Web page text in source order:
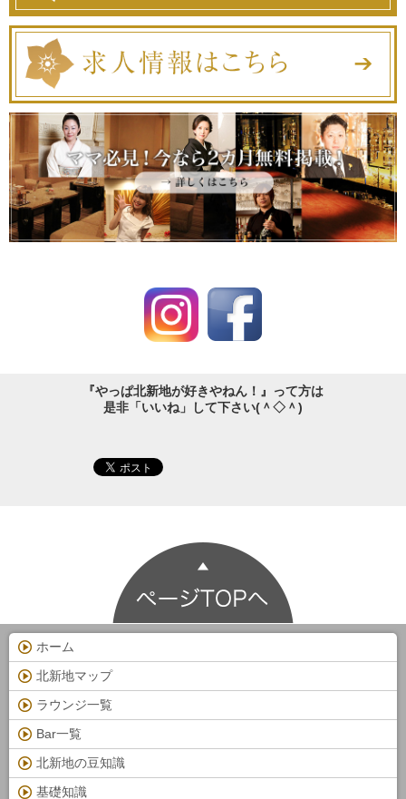
『やっぱ北新地が好きやねん！』って方は
是非「いいね」して下さい(＾◇＾)
ホーム
北新地マップ
ラウンジ一覧
Bar一覧
北新地の豆知識
基礎知識